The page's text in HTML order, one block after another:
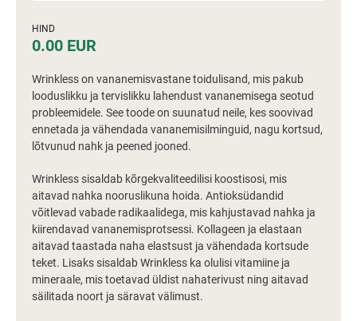
HIND
0.00 EUR
Wrinkless on vananemisvastane toidulisand, mis pakub
looduslikku ja tervislikku lahendust vananemisega seotud
probleemidele. See toode on suunatud neile, kes soovivad
ennetada ja vähendada vananemisilminguid, nagu kortsud,
lõtvunud nahk ja peened jooned.
Wrinkless sisaldab kõrgekvaliteedilisi koostisosi, mis
aitavad nahka nooruslikuna hoida. Antioksüdandid
võitlevad vabade radikaalidega, mis kahjustavad nahka ja
kiirendavad vananemisprotsessi. Kollageen ja elastaan
aitavad taastada naha elastsust ja vähendada kortsude
teket. Lisaks sisaldab Wrinkless ka olulisi vitamiine ja
mineraale, mis toetavad üldist nahaterivust ning aitavad
säilitada noort ja säravat välimust.